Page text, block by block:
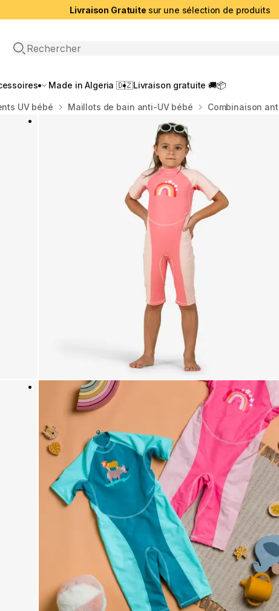
Livraison Gratuite sur une sélection de produits
Recherche ouverte
Made in Algeria 🇩🇿Livraison gratuite 🚚📦
UV bébé Maillots de bain anti-UV bébé Combinaison